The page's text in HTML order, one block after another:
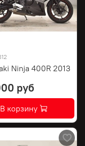
Ninja 400R 2013
руб
В корзину